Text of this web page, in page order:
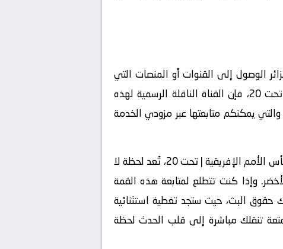
الوصول إلى القنوات أو المنصات التي
تمتلك الحقوق الرسمية لنقل المباريات، وفيما يتعلق بمباراة السنغال | تحت 20 و إفريقيا الوسطى | تحت 20، فإن القناة الناقلة الرسمية لهذه
القناة المالكة لحقوق البث ، والتي يمكنكم متابعتها عبر مزودي الخدمة
مشاهدة المباريات الرياضية الحاسمة، كمواجهة السنغال | تحت 20 و إفريقيا الوسطى | تحت 20 في كأس الأمم الإفريقية | تحت 20، تُعد لحظة لا
وإذا كنت تتطلع لمتابعة هذه القمة
حقوق البث، حيث ستجد تغطية استثنائية
تنقلك مباشرة إلى قلب الحدث لحظة